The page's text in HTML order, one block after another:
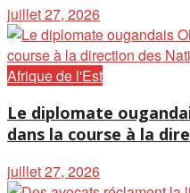
juillet 27, 2026
Afrique de l'Est
Le diplomate
dans la course à la
juillet 27, 2026